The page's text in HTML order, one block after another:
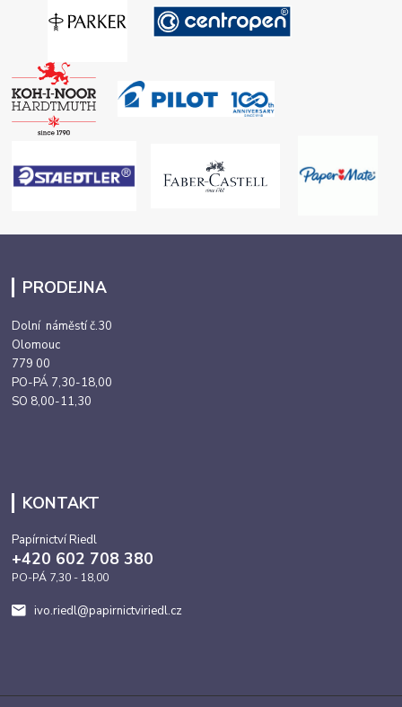
PRODEJNA
Dolní náměstí č.30
Olomouc
779 00
PO-PÁ 7,30-18,00
SO 8,00-11,30
KONTAKT
Papírnictví Riedl
+420 602 708 380
PO-PÁ 7,30 - 18,00
ivo.riedl@papirnictviriedl.cz